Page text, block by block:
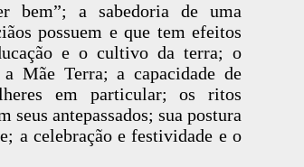
bem”; a sabedoria de uma
possuem e que tem efeitos
e o cultivo da terra; o
Mãe Terra; a capacidade de
em particular; os ritos
seus antepassados; sua postura
a celebração e festividade e o